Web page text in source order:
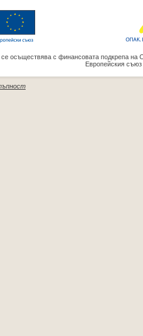
се осъществява с финансовата подкрепа на
Европейския